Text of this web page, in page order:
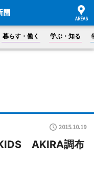
暮らす・働く 学ぶ・知る
2015.10.19
KIDS AKIRA調布